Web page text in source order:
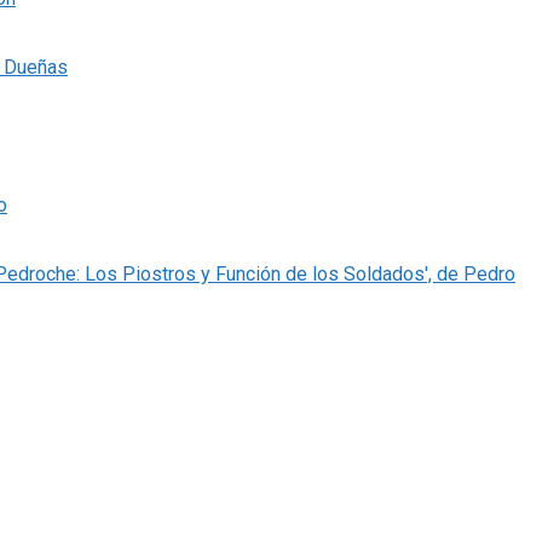
Los Piostros y Función de los Soldados', de Pedro